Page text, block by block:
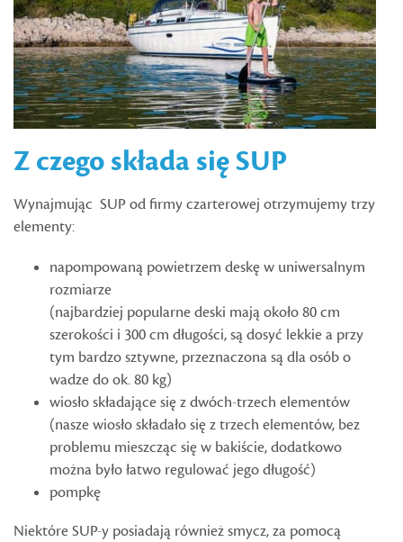
Z czego składa się SUP
Wynajmując SUP od firmy czarterowej otrzymujemy trzy
elementy:
napompowaną powietrzem deskę w uniwersalnym
rozmiarze
(najbardziej popularne deski mają około 80 cm
szerokości i 300 cm długości, są dosyć lekkie a przy
tym bardzo sztywne, przeznaczona są dla osób o
wadze do ok. 80 kg)
wiosło składające się z dwóch-trzech elementów
(nasze wiosło składało się z trzech elementów, bez
problemu mieszcząc się w bakiście, dodatkowo
można było łatwo regulować jego długość)
pompkę
Niektóre SUP-y posiadają również smycz, za pomocą